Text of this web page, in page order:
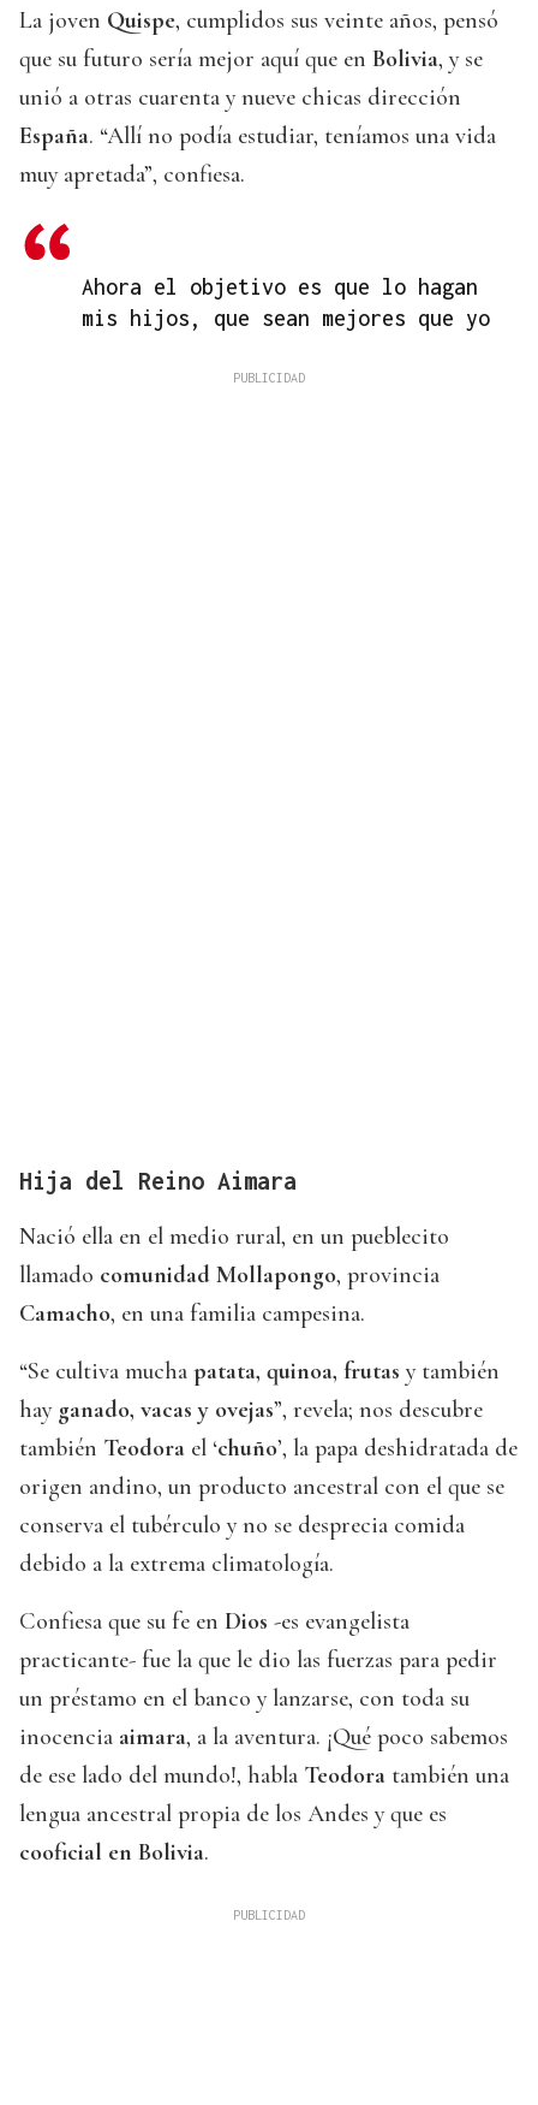
La joven Quispe, cumplidos sus veinte años, pensó
que su futuro sería mejor aquí que en Bolivia, y se
unió a otras cuarenta y nueve chicas dirección
España. “Allí no podía estudiar, teníamos una vida
muy apretada”, confiesa.
Ahora el objetivo es que lo hagan
mis hijos, que sean mejores que yo
Hija del Reino Aimara
Nació ella en el medio rural, en un pueblecito
llamado comunidad Mollapongo, provincia
Camacho, en una familia campesina.
“Se cultiva mucha patata, quinoa, frutas y también
hay ganado, vacas y ovejas”, revela; nos descubre
también Teodora el ‘chuño’, la papa deshidratada de
origen andino, un producto ancestral con el que se
conserva el tubérculo y no se desprecia comida
debido a la extrema climatología.
Confiesa que su fe en Dios -es evangelista
practicante- fue la que le dio las fuerzas para pedir
un préstamo en el banco y lanzarse, con toda su
inocencia aimara, a la aventura. ¡Qué poco sabemos
de ese lado del mundo!, habla Teodora también una
lengua ancestral propia de los Andes y que es
cooficial en Bolivia.